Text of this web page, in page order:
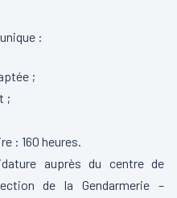
:
;
;
: 160 heures.
auprès du centre de
de la Gendarmerie –